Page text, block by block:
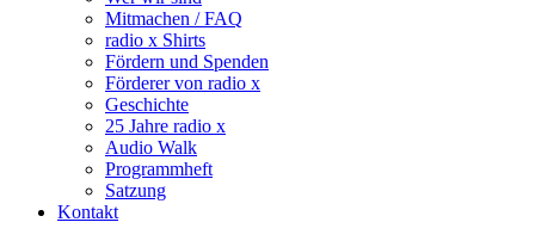
Mitmachen / FAQ
radio x Shirts
Fördern und Spenden
Förderer von radio x
Geschichte
25 Jahre radio x
Audio Walk
Programmheft
Satzung
Kontakt